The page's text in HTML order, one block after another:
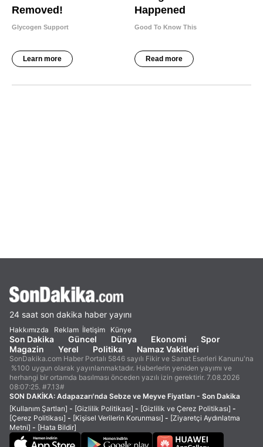
24 saat son dakika haber yayını
Hakkımızda Reklam İletişim Künye
Son Dakika Güncel Dünya Ekonomi
Spor
Magazin
Yerel Politika Namaz Vakitleri
SonDakika.com Haber Portalı 5846 sayılı Fikir ve Sanat Eserleri Kanunu'na
%100 uygun olarak yayınlanmaktadır. Haberlerin yeniden yayımı ve
herhangi bir ortamda basılması önceden yazılı izin gerektirir. 7.08.2026
08:07:25. #7.13#
SON DAKİKA: Adapazarı'nda Sebze ve Meyve Fiyatları - Son Dakika
[Kullanım Şartları] - [Gizlilik Politikası] - [Gizlilik ve Çerez Politikası] -
[Çerez Politikası] - [Kişisel Verilerin Korunması] - [Ziyaretçi Aydınlatma
Metni] - [Hata Bildir]